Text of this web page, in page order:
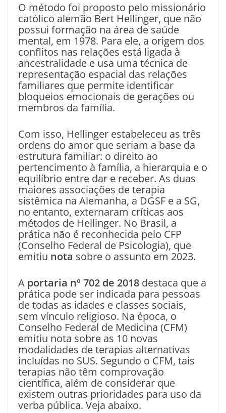
O método foi proposto pelo missionário
católico alemão Bert Hellinger, que não
possui formação na área de saúde
mental, em 1978. Para ele, a origem dos
conflitos nas relações está ligada à
ancestralidade e usa uma técnica de
representação espacial das relações
familiares que permite identificar
bloqueios emocionais de gerações ou
membros da família.
Com isso, Hellinger estabeleceu as três
ordens do amor que seriam a base da
estrutura familiar: o direito ao
pertencimento à família, a hierarquia e o
equilíbrio entre dar e receber. As duas
maiores associações de terapia
sistêmica na Alemanha, a DGSF e a SG,
no entanto, externaram críticas aos
métodos de Hellinger. No Brasil, a
prática não é reconhecida pelo CFP
(Conselho Federal de Psicologia), que
emitiu nota sobre o assunto em 2023.
A portaria nº 702 de 2018 destaca que a
prática pode ser indicada para pessoas
de todas as idades e classes sociais,
sem vínculo religioso. Na época, o
Conselho Federal de Medicina (CFM)
emitiu nota sobre as 10 novas
modalidades de terapias alternativas
incluídas no SUS. Segundo o CFM, tais
terapias não têm comprovação
científica, além de considerar que
existem outras prioridades para uso da
verba pública. Veja abaixo.